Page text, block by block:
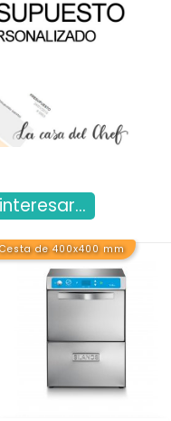
Cesta de 400x400 mm